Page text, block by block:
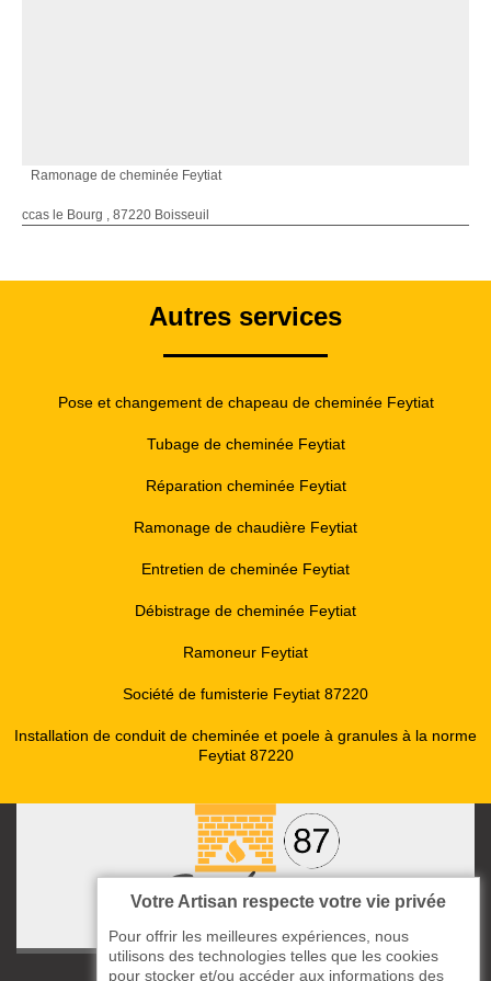
Ramonage de cheminée Feytiat
ccas le Bourg , 87220 Boisseuil
Autres services
Pose et changement de chapeau de cheminée Feytiat
Tubage de cheminée Feytiat
Réparation cheminée Feytiat
Ramonage de chaudière Feytiat
Entretien de cheminée Feytiat
Débistrage de cheminée Feytiat
Ramoneur Feytiat
Société de fumisterie Feytiat 87220
Installation de conduit de cheminée et poele à granules à la norme
Feytiat 87220
ccas le Bourg
Votre Artisan respecte votre vie privée
Pour offrir les meilleures expériences, nous
utilisons des technologies telles que les cookies
pour stocker et/ou accéder aux informations des